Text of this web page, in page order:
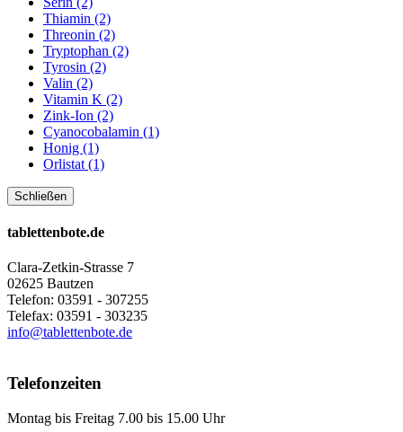
Thiamin (2)
Threonin (2)
Tryptophan (2)
Tyrosin (2)
Valin (2)
Vitamin K (2)
Zink-Ion (2)
Cyanocobalamin (1)
Honig (1)
Orlistat (1)
Schließen
tablettenbote.de
Clara-Zetkin-Strasse 7
02625 Bautzen
Telefon: 03591 - 307255
Telefax: 03591 - 303235
info@tablettenbote.de
Telefonzeiten
Montag bis Freitag 7.00 bis 15.00 Uhr